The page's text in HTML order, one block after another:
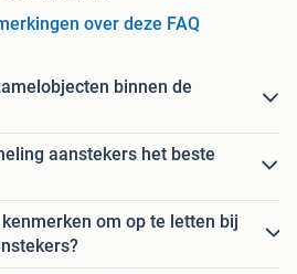
over deze FAQ
binnen de
aanstekers het beste
om op te letten bij